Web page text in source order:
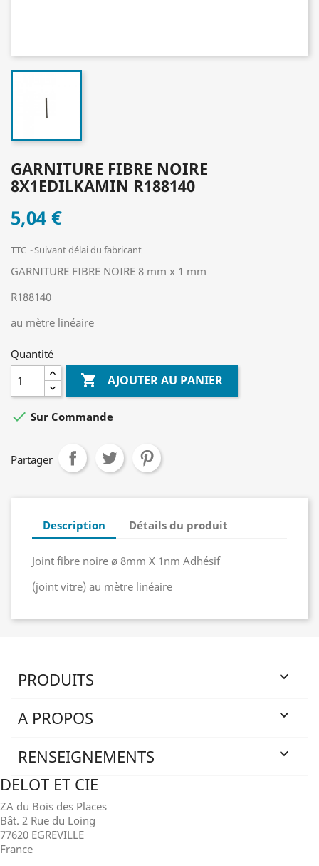
GARNITURE FIBRE NOIRE
8X1EDILKAMIN R188140
5,04 €
TTC Suivant délai du fabricant
GARNITURE FIBRE NOIRE 8 mm x 1 mm
R188140
au mètre linéaire
Quantité
 AJOUTER AU PANIER
 Sur Commande
Partager
Description Détails du produit
Joint fibre noire ø 8mm X 1nm Adhésif
(joint vitre) au mètre linéaire
PRODUITS 
A PROPOS 
RENSEIGNEMENTS 
DELOT ET CIE
ZA du Bois des Places
Bât. 2 Rue du Loing
77620 EGREVILLE
France